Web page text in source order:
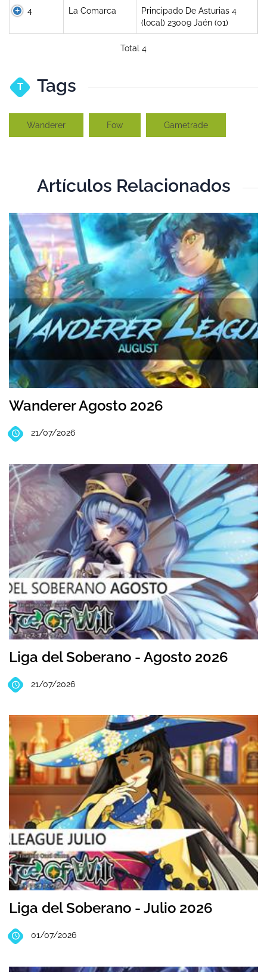
4 La Comarca
Principado De Asturias 4
(local) 23009 Jaén (01)
Total 4
T Tags
Wanderer Fow Gametrade
Artículos Relacionados
Wanderer Agosto 2026
21/07/2026
Liga del Soberano - Agosto 2026
21/07/2026
Liga del Soberano - Julio 2026
01/07/2026